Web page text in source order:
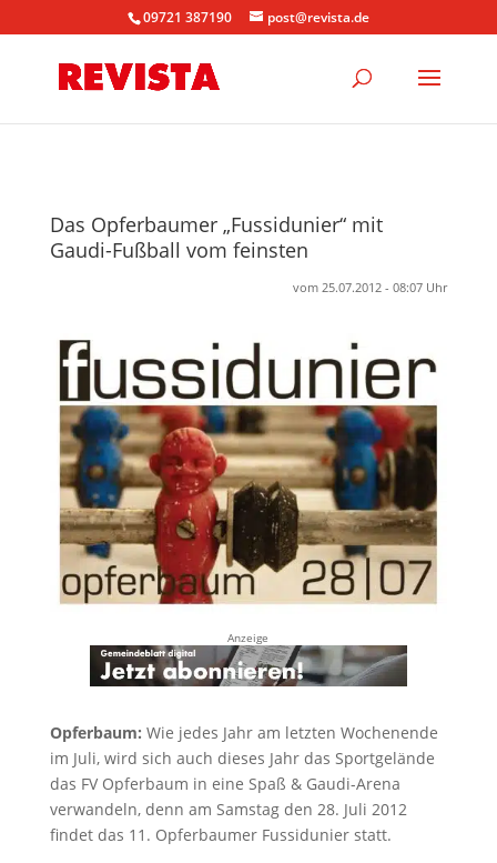
09721 387190 post@revista.de
Das Opferbaumer „Fussidunier“ mit
Gaudi-Fußball vom feinsten
vom 25.07.2012 - 08:07 Uhr
Anzeige
Opferbaum: Wie jedes Jahr am letzten Wochenende
im Juli, wird sich auch dieses Jahr das Sportgelände
das FV Opferbaum in eine Spaß & Gaudi-Arena
verwandeln, denn am Samstag den 28. Juli 2012
findet das 11. Opferbaumer Fussidunier statt.